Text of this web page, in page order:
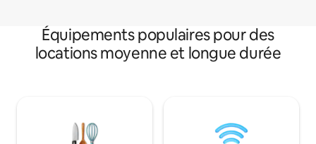
Équipements populaires pour des
locations moyenne et longue durée